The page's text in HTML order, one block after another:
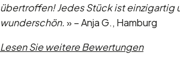
übertroffen! Jedes Stück ist einzigartig
wunderschön.» – Anja G., Hamburg
Lesen Sie weitere Bewertungen